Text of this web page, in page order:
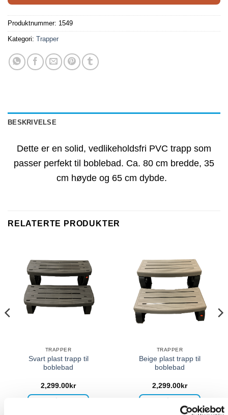
Produktnummer: 1549
Kategori: Trapper
BESKRIVELSE
Dette er en solid, vedlikeholdsfri PVC trapp som
passer perfekt til boblebad. Ca. 80 cm bredde, 35
cm høyde og 65 cm dybde.
RELATERTE PRODUKTER
TRAPPER
Svart plast trapp til
boblebad
2,299.00kr
TRAPPER
Beige plast trapp til
boblebad
2,299.00kr